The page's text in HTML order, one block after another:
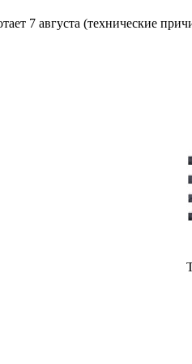
7 августа (технические